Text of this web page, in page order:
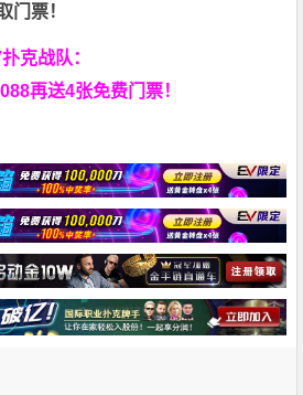
门票！
克战队：
再送4张免费门票！